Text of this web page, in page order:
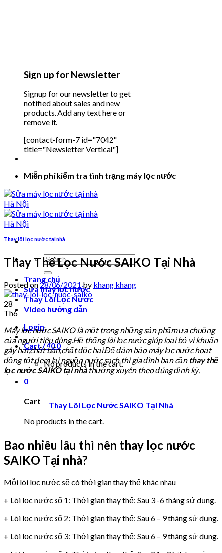
Sign up for Newsletter
Signup for our newsletter to get
notified about sales and new
products. Add any text here or
remove it.
[contact-form-7 id="7042"
title="Newsletter Vertical"]
Miễn phí kiểm tra tình trạng máy lọc nước
Search
for:
Trang chủ
Sửa máy lọc nước
Thay Lõi Lọc Nước
Video hướng dẫn
Login
Cart /₫00
No products in the cart.
0
Cart
No products in the cart.
Thay lõi lọc nước tại nhà
Thay Thế Lọc Nước SAIKO Tại Nhà
Posted on28/06/2021by khang khang
28
Th6
Máy lọc nước SAIKO là một trong những sản phẩm ưa chuộng
của người tiêu dùng.Hệ thống lõi lọc nước giúp loại bỏ vi khuẩn
gây hại,chất bẩn,chất độc hại.Để đảm bảo máy lọc nước hoạt
động tốt,đem lại nguồn nước sạch thì gia đình bạn cần thay thế
lọc nước SAIKO tại nhàthường xuyên theo đúng định kỳ.
Thay Lõi Lọc Nước SAIKO Tại Nhà
Bao nhiêu lâu thì nên thay lọc nước
SAIKO Tại nhà?
Mỗi lõi lọc nước sẽ có thời gian thay thế khác nhau
+ Lõi lọc nước số 1: Thời gian thay thế: Sau 3 -6 tháng sử dụng.
+ Lõi lọc nước số 2: Thời gian thay thế: Sau 6 – 9 tháng sử dụng.
+ Lõi lọc nước số 3: Thời gian thay thế: Sau 6 – 9 tháng sử dụng.